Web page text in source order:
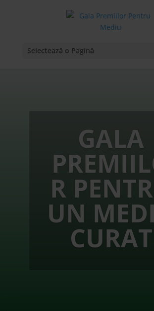
Selectează o Pagină
GALA
R
UN
CURAT